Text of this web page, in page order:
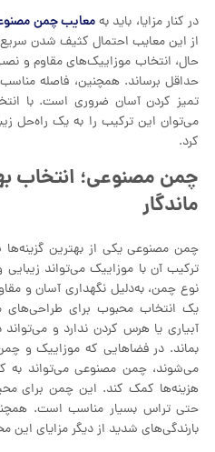
در کنار مزایا، باید بهمعایب چمن
از این معایب احتمال کثیف شدن
حال، انتخاب موزاییک‌های مقاوم و
حداقل برساند. همچنین، فاصله
تمیز کردن آسان ضروری است. با
می‌توان این ترکیب را به یک راه‌حل
کرد.
چمن مصنوعی؛ انتخاب
ماندگار
چمن مصنوعی یکی از بهترین
ترکیب آن با موزاییک می‌تواند
نوع چمن، به‌دلیل نگهداری آسان و
یک انتخاب محبوب برای
آبیاری یا هرس کردن ندارد و
بماند. در فضاهایی که موزاییک و
می‌شوند، چمن مصنوعی می‌تواند
هزینه‌ها کمک کند. این چمن برای
بارندگی‌های شدید از دیگر مزایای